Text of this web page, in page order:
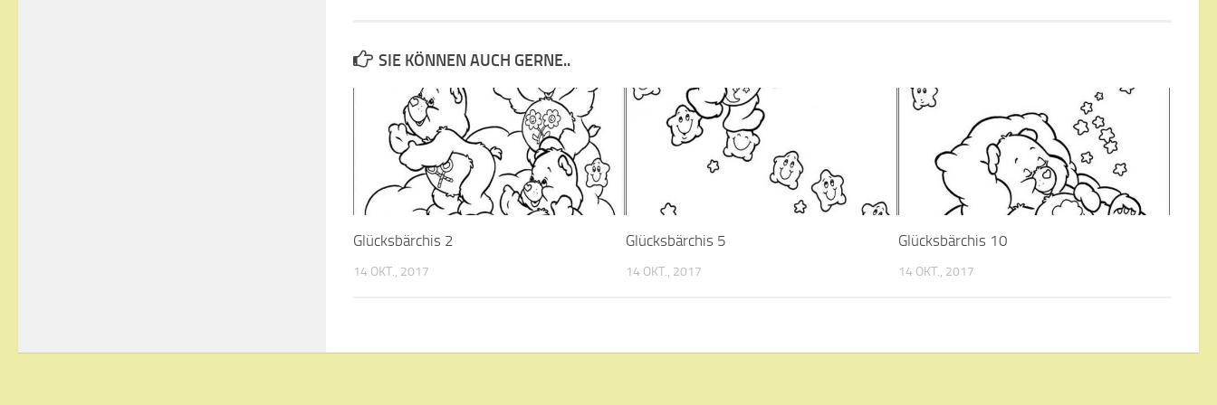
SIE KÖNNEN AUCH GERNE..
Glücksbärchis 2
14 OKT., 2017
Glücksbärchis 5
14 OKT., 2017
Glücksbärchis 10
14 OKT., 2017